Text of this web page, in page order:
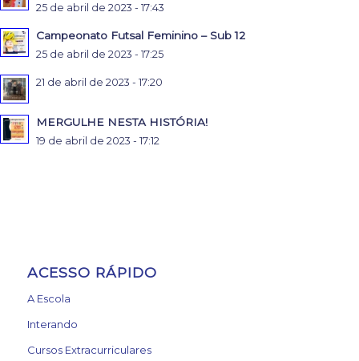
25 de abril de 2023 - 17:43
Campeonato Futsal Feminino – Sub 12
25 de abril de 2023 - 17:25
21 de abril de 2023 - 17:20
MERGULHE NESTA HISTÓRIA!
19 de abril de 2023 - 17:12
ACESSO RÁPIDO
A Escola
Interando
Cursos Extracurriculares